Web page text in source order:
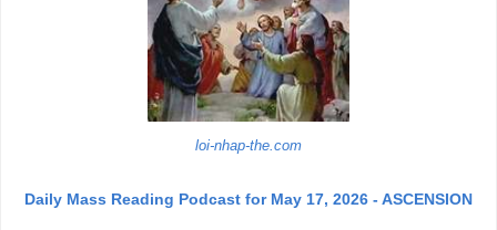
loi-nhap-the.com
Daily Mass Reading Podcast for May 17, 2026 - ASCENSION